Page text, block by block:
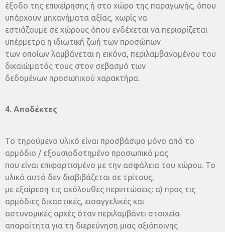
έξοδο της επιχείρησης ή στο χώρο της παραγωγής, όπου
υπάρχουν μηχανήματα αξίας, χωρίς να
εστιάζουμε σε χώρους όπου ενδέχεται να περιορίζεται
υπέρμετρα η ιδιωτική ζωή των προσώπων
των οποίων λαμβάνεται η εικόνα, περιλαμβανομένου του
δικαιώματός τους στον σεβασμό των
δεδομένων προσωπικού χαρακτήρα.
4. Αποδέκτες
Το τηρούμενο υλικό είναι προσβάσιμο μόνο από το
αρμόδιο / εξουσιοδοτημένο προσωπικό μας
που είναι επιφορτισμένο με την ασφάλεια του χώρου. Το
υλικό αυτό δεν διαβιβάζεται σε τρίτους,
με εξαίρεση τις ακόλουθες περιπτώσεις: α) προς τις
αρμόδιες δικαστικές, εισαγγελικές και
αστυνομικές αρχές όταν περιλαμβάνει στοιχεία
απαραίτητα για τη διερεύνηση μιας αξιόποινης